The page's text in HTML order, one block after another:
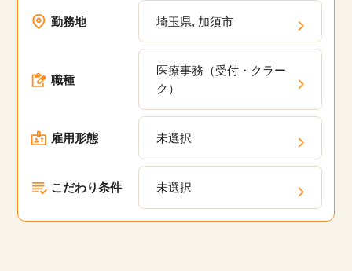
ある方でも安心して働けるお仕事や20代、30代、
40代、50代といった幅広い年齢層が活躍している
職場の求人が多数あります。弊社の派遣・委託現
場においてスキルアップのための研修プログラム
や、キャリアパスの相談、定期的なフィードバッ
クを通じて、あなたのキャリアアップを支援しま
す。
勤務地 埼玉県, 加須市
職種
医療事務（受付・クラー
ク）
雇用形態 未選択
こだわり条件 未選択